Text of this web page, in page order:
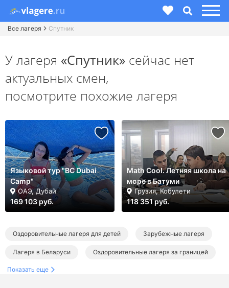
Все лагеря Спутник
У лагеря «Спутник» сейчас нет
актуальных смен,
посмотрите похожие лагеря
Языковой тур "BC Dubai
Camp"
ОАЭ, Дубай
169 103 руб.
Math Cool. Летняя школа на
море в Батуми
Грузия, Кобулети
118 351 руб.
Оздоровительные лагеря для детей Зарубежные лагеря
Лагеря в Беларуси Оздоровительные лагеря за границей
Показать еще